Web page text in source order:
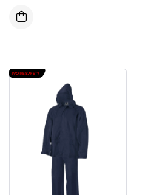
REFLECHISSANTES
IVOIRE SAFETY